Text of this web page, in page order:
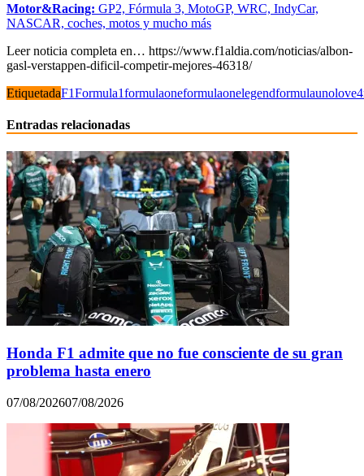
Motor&Racing: GP2, Fórmula 3, MotoGP, WRC, IndyCar,
NASCAR, coches, motos y mucho más
Leer noticia completa en… https://www.f1aldia.com/noticias/albon-
gasl-verstappen-dificil-competir-mejores-46318/
EtiquetadaF1Formula1formulaoneformulaonelegendformulauno
Entradas relacionadas
Honda F1 admite que no fue consciente de su gran
problema hasta enero
07/08/202607/08/2026